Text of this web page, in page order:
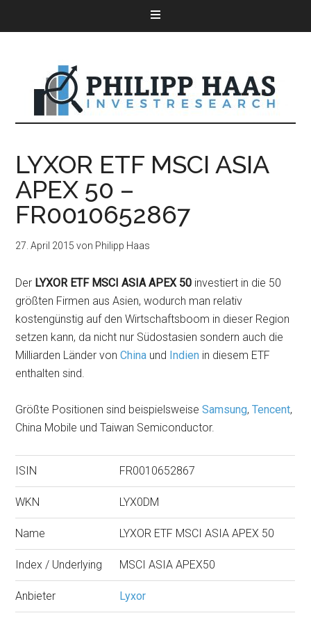
LYXOR ETF MSCI ASIA
APEX 50 –
FR0010652867
27. April 2015 von Philipp Haas
Der LYXOR ETF MSCI ASIA APEX 50 investiert in die 50
größten Firmen aus Asien, wodurch man relativ
kostengünstig auf den Wirtschaftsboom in dieser Region
setzen kann, da nicht nur Südostasien sondern auch die
Milliarden Länder vonChina und Indien in diesem ETF
enthalten sind.
Größte Positionen sind beispielsweiseSamsung,Tencent,
China Mobile und Taiwan Semiconductor.
ISIN FR0010652867
WKN LYX0DM
Name LYXOR ETF MSCI ASIA APEX 50
Index / Underlying MSCI ASIA APEX50
Anbieter Lyxor